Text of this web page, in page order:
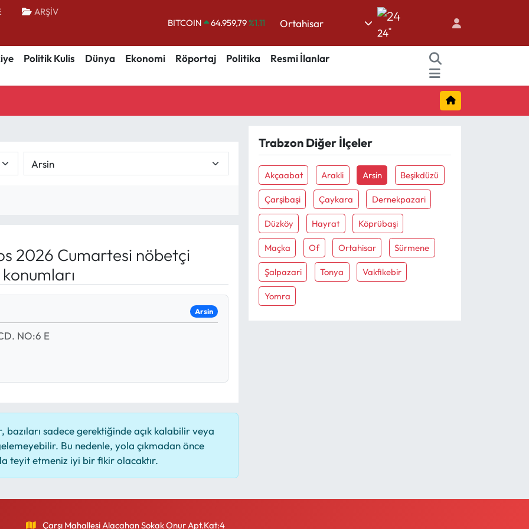
ARŞİV
BITCOIN 64.959,79%1.11
DOLAR
47,7436%0.18
EURO
55,2510%0.32
STERLİN
64,4811%0.38
Ortahisar
24°
Politik Kulis Dünya Ekonomi Röportaj Politika
Resmi İlanlar
2026 Cumartesi nöbetçi
Arsin
NO:6 E
sadece gerektiğinde açık kalabilir veya
Bu nedenle, yola çıkmadan önce
teyit etmeniz iyi bir fikir olacaktır.
Trabzon Diğer İlçeler
Akçaabat Arakli Arsin Beşikdüzü
Çarşibaşi Çaykara Dernekpazari
Düzköy Hayrat Köprübaşi
Maçka Of Ortahisar Sürmene
Şalpazari Tonya Vakfikebir
Yomra
Çarşı Mahallesi Alacahan Sokak Onur Apt.Kat:4